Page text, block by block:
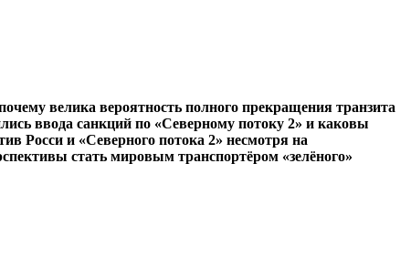
велика вероятность полного прекращения транзита
ввода санкций по «Северному потоку 2» и каковы
Росси и «Северного потока 2» несмотря на
стать мировым транспортёром «зелёного»